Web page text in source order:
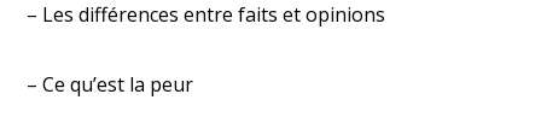
– Les différences entre faits et opinions
– Ce qu’est la peur